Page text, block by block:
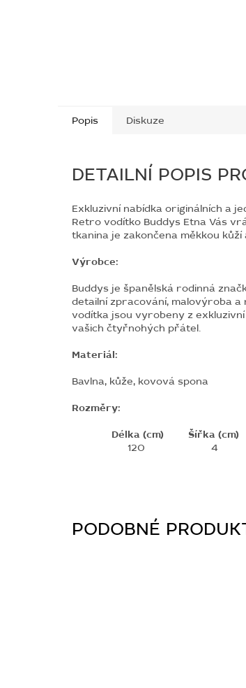
Popis Diskuze
DETAILNÍ POPIS
Exkluzivní nabídka originálních a
Retro vodítko Buddys Etna Vás
tkanina je zakončena měkkou
Výrobce:
Buddys je španělská rodinná
detailní zpracování, malovýroba
vodítka jsou vyrobeny z
vašich čtyřnohých přátel.
Materiál:
Bavlna, kůže, kovová spona
Rozměry:
Délka (cm)
Šířka (cm)
120
4